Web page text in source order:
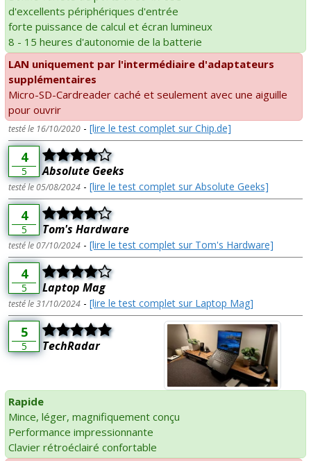
d'excellents périphériques d'entrée
forte puissance de calcul et écran lumineux
8 - 15 heures d'autonomie de la batterie
LAN uniquement par l'intermédiaire d'adaptateurs
supplémentaires
Micro-SD-Cardreader caché et seulement avec une aiguille
pour ouvrir
testé le 16/10/2020 - [lire le test complet sur Chip.de]
4
5 Absolute Geeks
testé le 05/08/2024 - [lire le test complet sur Absolute Geeks]
4
5 Tom's Hardware
testé le 07/10/2024 - [lire le test complet sur Tom's Hardware]
4
5 Laptop Mag
testé le 31/10/2024 - [lire le test complet sur Laptop Mag]
5
5 TechRadar
Rapide
Mince, léger, magnifiquement conçu
Performance impressionnante
Clavier rétroéclairé confortable